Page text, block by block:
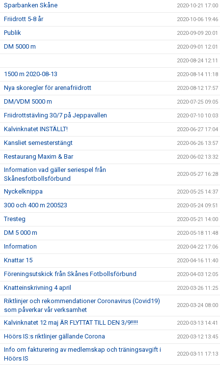
Sparbanken Skåne 2020-10-21 17:00
Friidrott 5-8 år 2020-10-06 19:46
Publik 2020-09-09 20:01
DM 5000 m 2020-09-01 12:01
2020-08-24 12:11
1500 m 2020-08-13 2020-08-14 11:18
Nya skoregler för arenafriidrott 2020-08-12 17:57
DM/VDM 5000 m 2020-07-25 09:05
Friidrottstävling 30/7 på Jeppavallen 2020-07-10 10:03
Kalvinknatet INSTÄLLT! 2020-06-27 17:04
Kansliet semesterstängt 2020-06-26 13:57
Restaurang Maxim & Bar 2020-06-02 13:32
Information vad gäller seriespel från
Skånesfotbollsförbund
2020-05-27 16:28
Nyckelknippa 2020-05-25 14:37
300 och 400 m 200523 2020-05-24 09:51
Tresteg 2020-05-21 14:00
DM 5 000 m 2020-05-18 11:48
Information 2020-04-22 17:06
Knattar 15 2020-04-16 11:40
Föreningsutskick från Skånes Fotbollsförbund 2020-04-03 12:05
Knatteinskrivning 4 april 2020-03-26 11:25
Riktlinjer och rekommendationer Coronavirus (Covid19)
som påverkar vår verksamhet
2020-03-24 08:00
Kalvinknatet 12 maj ÄR FLYTTAT TILL DEN 3/9!!!!! 2020-03-13 14:41
Höörs IS:s riktlinjer gällande Corona 2020-03-12 13:45
Info om fakturering av medlemskap och träningsavgift i
Höörs IS
2020-03-11 17:13